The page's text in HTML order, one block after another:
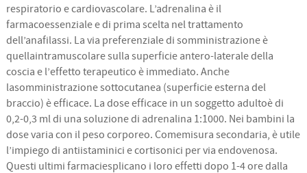
respiratorio e cardiovascolare. L’adrenalina è il
farmacoessenziale e di prima scelta nel trattamento
dell’anafilassi. La via preferenziale di somministrazione è
quellaintramuscolare sulla superficie antero-laterale della
coscia e l’effetto terapeutico è immediato. Anche
lasomministrazione sottocutanea (superficie esterna del
braccio) è efficace. La dose efficace in un soggetto adultoè di
0,2-0,3 ml di una soluzione di adrenalina 1:1000. Nei bambini la
dose varia con il peso corporeo. Comemisura secondaria, è utile
l’impiego di antiistaminici e cortisonici per via endovenosa.
Questi ultimi farmaciesplicano i loro effetti dopo 1-4 ore dalla